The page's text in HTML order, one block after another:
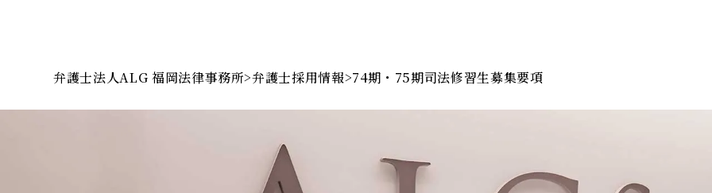
弁護士法人ALG 福岡法律事務所>弁護士採用情報>74期・75期司法修習生募集要項